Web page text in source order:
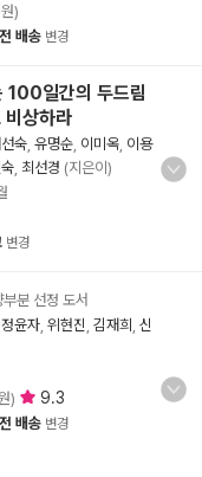
)
배송 변경
100일간의 두드림
상하라
숙 유명순 이미옥 이용
최선경 (지은이)
변경
분 선정 도서
정윤자 위현진 김재희 신
) 9.3
배송 변경